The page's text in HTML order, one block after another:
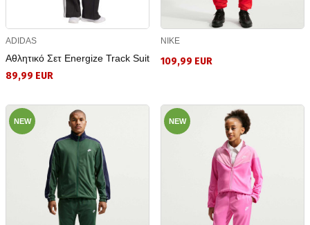
ADIDAS
Αθλητικό Σετ Energize Track Suit
89,99 EUR
NIKE
109,99 EUR
NEW NEW